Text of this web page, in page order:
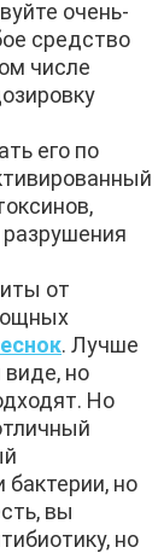
очень-
средство
числе
его по
от
. Лучше
но
Но
бактерии, но
вы
но